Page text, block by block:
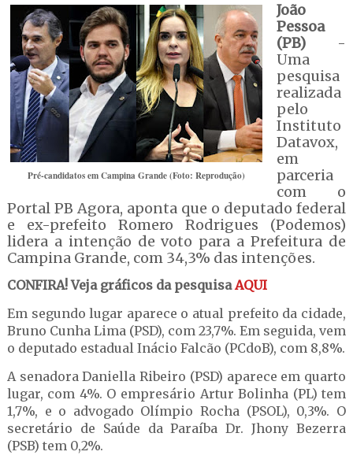
Pré-candidatos em Campina Grande (Foto: Reprodução)
João
Pessoa
(PB)-
Uma
pesquisa
realizada
pelo
Instituto
Datavox,
em
parceria
com o
Portal PB Agora, aponta que o deputado federal
e ex-prefeito Romero Rodrigues (Podemos)
lidera a intenção de voto para a Prefeitura de
Campina Grande, com 34,3% das intenções.
CONFIRA! Veja gráficos da pesquisaAQUI
Em segundo lugar aparece o atual prefeito da cidade,
Bruno Cunha Lima (PSD), com 23,7%. Em seguida, vem
o deputado estadual Inácio Falcão (PCdoB), com 8,8%.
A senadora Daniella Ribeiro (PSD) aparece em quarto
lugar, com 4%. O empresário Artur Bolinha (PL) tem
1,7%, e o advogado Olímpio Rocha (PSOL), 0,3%. O
secretário de Saúde da Paraíba Dr. Jhony Bezerra
(PSB) tem 0,2%.